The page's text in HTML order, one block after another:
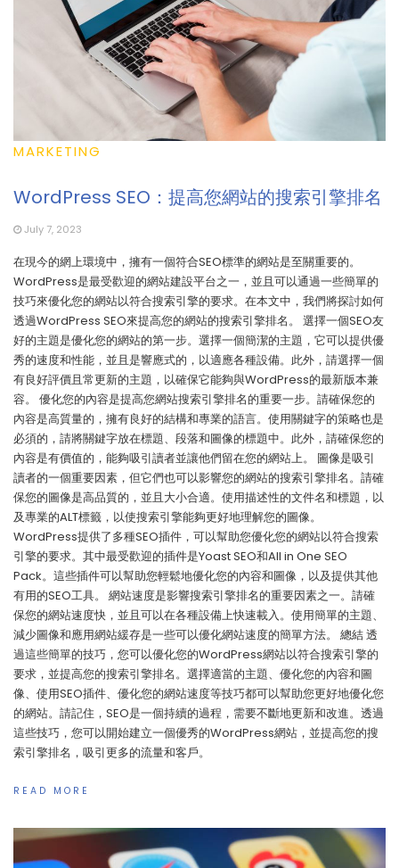
MARKETING
WordPress SEO：提高您網站的搜索引擎排名
July 7, 2023
在現今的網上環境中，擁有一個符合SEO標準的網站是至關重要的。
WordPress是最受歡迎的網站建設平台之一，並且可以通過一些簡單的
技巧來優化您的網站以符合搜索引擎的要求。在本文中，我們將探討如何
透過WordPress SEO來提高您的網站的搜索引擎排名。 選擇一個SEO友
好的主題是優化您的網站的第一步。選擇一個簡潔的主題，它可以提供優
秀的速度和性能，並且是響應式的，以適應各種設備。此外，請選擇一個
有良好評價且常更新的主題，以確保它能夠與WordPress的最新版本兼
容。 優化您的內容是提高您網站搜索引擎排名的重要一步。請確保您的
內容是高質量的，擁有良好的結構和專業的語言。使用關鍵字的策略也是
必須的，請將關鍵字放在標題、段落和圖像的標題中。此外，請確保您的
內容是有價值的，能夠吸引讀者並讓他們留在您的網站上。 圖像是吸引
讀者的一個重要因素，但它們也可以影響您的網站的搜索引擎排名。請確
保您的圖像是高品質的，並且大小合適。使用描述性的文件名和標題，以
及專業的ALT標籤，以使搜索引擎能夠更好地理解您的圖像。
WordPress提供了多種SEO插件，可以幫助您優化您的網站以符合搜索
引擎的要求。其中最受歡迎的插件是Yoast SEO和All in One SEO
Pack。這些插件可以幫助您輕鬆地優化您的內容和圖像，以及提供其他
有用的SEO工具。 網站速度是影響搜索引擎排名的重要因素之一。請確
保您的網站速度快，並且可以在各種設備上快速載入。使用簡單的主題、
減少圖像和應用網站緩存是一些可以優化網站速度的簡單方法。 總結 透
過這些簡單的技巧，您可以優化您的WordPress網站以符合搜索引擎的
要求，並提高您的搜索引擎排名。選擇適當的主題、優化您的內容和圖
像、使用SEO插件、優化您的網站速度等技巧都可以幫助您更好地優化您
的網站。請記住，SEO是一個持續的過程，需要不斷地更新和改進。透過
這些技巧，您可以開始建立一個優秀的WordPress網站，並提高您的搜
索引擎排名，吸引更多的流量和客戶。
READ MORE